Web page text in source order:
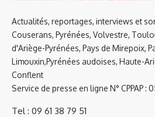
Actualités, reportages, interviews et
Couserans, Pyrénées, Volvestre,
d'Ariège-Pyrénées, Pays de Mirepoix,
Limouxin,Pyrénées audoises, Haute-
Conflent
Service de presse en ligne N° CPPAP :
Tel : 09 61 38 79 51